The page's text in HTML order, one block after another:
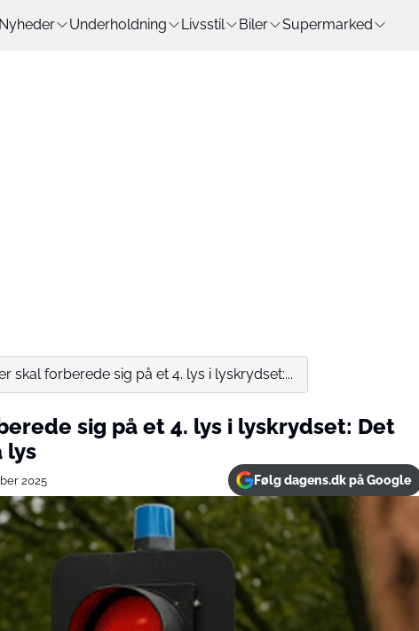
Nyheder Underholdning Livsstil Biler Supermarked
skal forberede sig på et 4. lys i lyskrydset:...
sig på et 4. lys i lyskrydset: Det
lys
2025 Følg dagens.dk på Google